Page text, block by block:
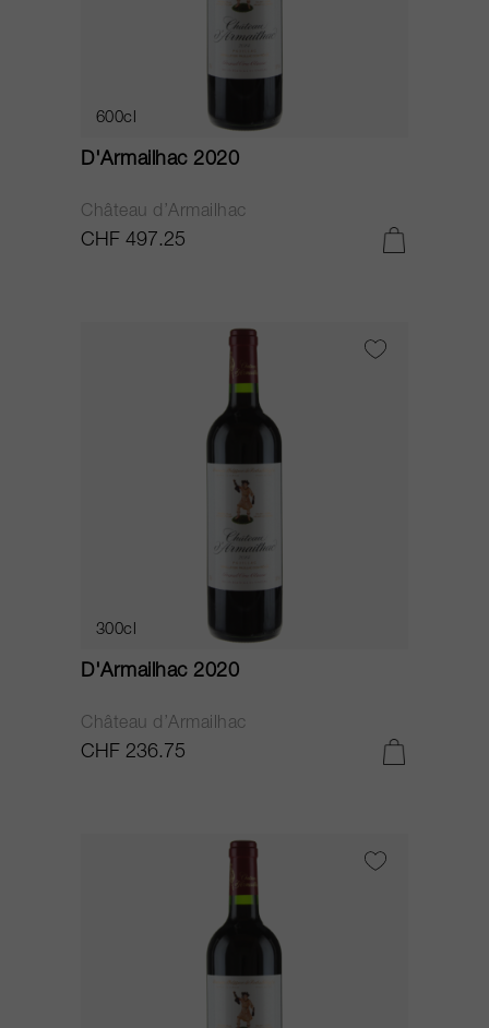
600cl
D'Armailhac 2020
Château d’Armailhac
CHF 497.25
300cl
D'Armailhac 2020
Château d’Armailhac
CHF 236.75